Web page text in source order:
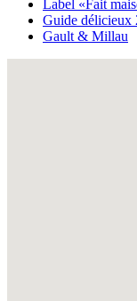
Label «Fait
Guide délicieux
Gault & Millau